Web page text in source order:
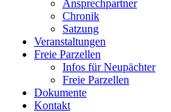
Ansprechpartner
Chronik
Satzung
Veranstaltungen
Freie Parzellen
Infos für Neupächter
Freie Parzellen
Dokumente
Kontakt